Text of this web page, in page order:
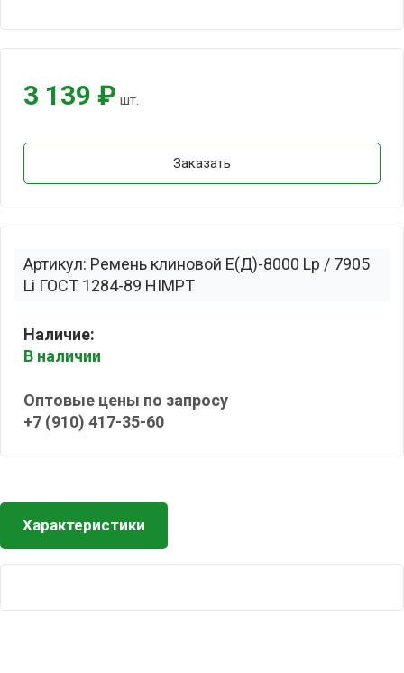
Артикул: Ремень клиновой Е(Д)-8000 Lp / 7905
Li ГОСТ 1284-89 HIMPT
Наличие:
В наличии
Оптовые цены по запросу
+7 (910) 417-35-60
3 139 ₽ шт.
Заказать
Характеристики